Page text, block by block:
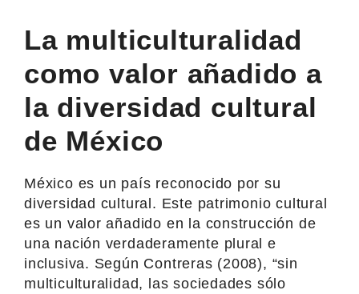
La multiculturalidad
como valor añadido a
la diversidad cultural
de México
México es un país reconocido por su
diversidad cultural. Este patrimonio cultural
es un valor añadido en la construcción de
una nación verdaderamente plural e
inclusiva. Según Contreras (2008), “sin
multiculturalidad, las sociedades sólo